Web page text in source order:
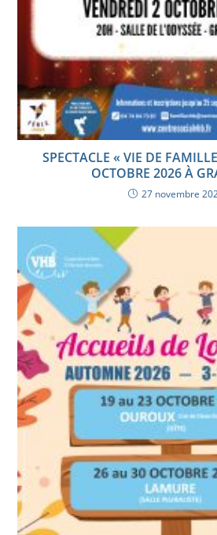
SPECTACLE « VIE DE
OCTOBRE 2026 À
27 novembre